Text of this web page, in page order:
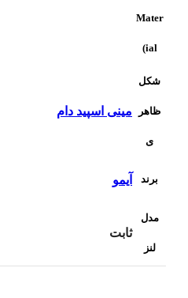
Mater
ial)
شکل
ظاهر
ی
مینی اسپید دام
برند آیمو
مدل
لنز
ثابت